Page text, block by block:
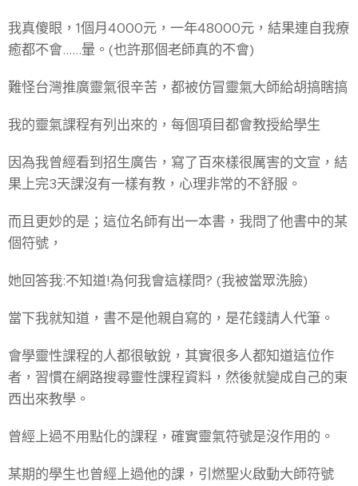
我真傻眼，1個月4000元，一年48000元，結果連自我療
癒都不會......暈。(也許那個老師真的不會)
難怪台灣推廣靈氣很辛苦，都被仿冒靈氣大師給胡搞瞎搞
我的靈氣課程有列出來的，每個項目都會教授給學生
因為我曾經看到招生廣告，寫了百來樣很厲害的文宣，結
果上完3天課沒有一樣有教，心理非常的不舒服。
而且更妙的是；這位名師有出一本書，我問了他書中的某
個符號，
她回答我:不知道!為何我會這樣問? (我被當眾洗臉)
當下我就知道，書不是他親自寫的，是花錢請人代筆。
會學靈性課程的人都很敏銳，其實很多人都知道這位作
者，習慣在網路搜尋靈性課程資料，然後就變成自己的東
西出來教學。
曾經上過不用點化的課程，確實靈氣符號是沒作用的。
某期的學生也曾經上過他的課，引燃聖火啟動大師符號